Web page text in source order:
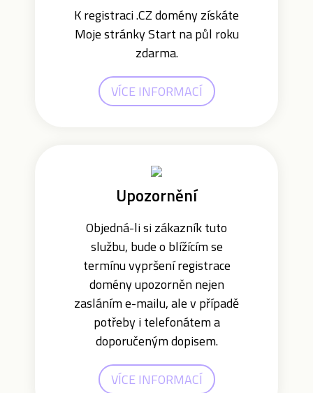
K registraci .CZ domény získáte
Moje stránky Start na půl roku
zdarma.
VÍCE INFORMACÍ
Upozornění
Objedná-li si zákazník tuto
službu, bude o blížícím se
termínu vypršení registrace
domény upozorněn nejen
zasláním e-mailu, ale v případě
potřeby i telefonátem a
doporučeným dopisem.
VÍCE INFORMACÍ